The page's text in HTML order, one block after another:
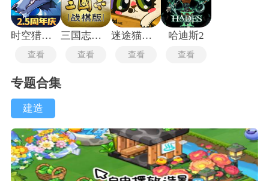
时空猎人3最新版
查看
三国志战旗版
查看
迷途猫的灵魂碎片手机版
查看
哈迪斯2
查看
专题合集
建造